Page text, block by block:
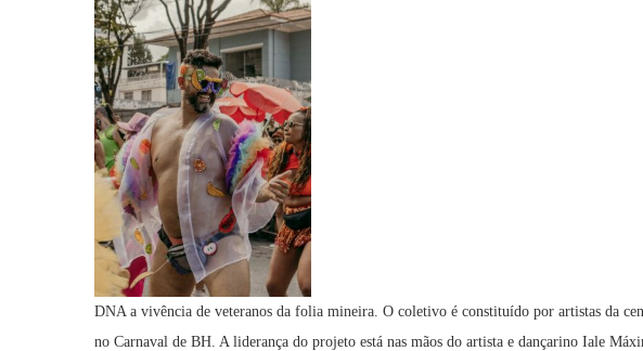
DNA a vivência de veteranos da folia mineira. O coletivo é constituído por artistas da
no Carnaval de BH. A liderança do projeto está nas mãos do artista e dançarino Iale